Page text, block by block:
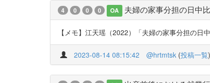
4 0 0 0 OA 夫婦の家事分担の日中
【メモ】江天瑶（2022）「夫婦の家事分担の
2023-08-14 08:15:42 @hrtmtsk (投稿一覧)